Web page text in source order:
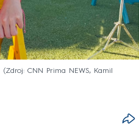
Zdroj: CNN Prima NEWS, Kamil